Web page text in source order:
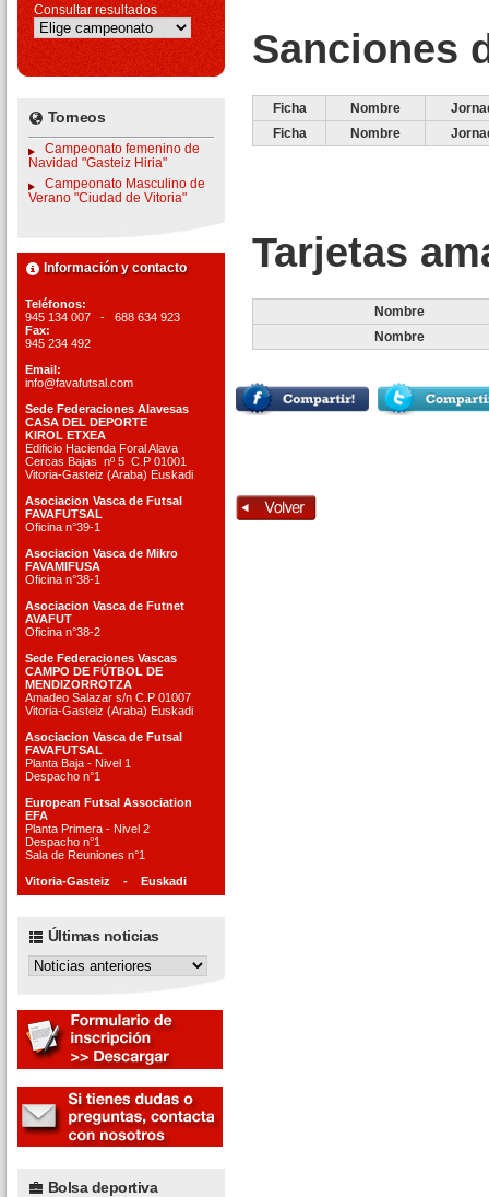
Consultar resultados
Torneos
Campeonato femenino de
Navidad "Gasteiz Hiria"
Campeonato Masculino de
Verano "Ciudad de Vitoria"
Información y contacto
Teléfonos:
945 134 007 - 688 634 923
Fax:
945 234 492
Email:
info@favafutsal.com
Sede Federaciones Alavesas
CASA DEL DEPORTE
KIROL ETXEA
Edificio Hacienda Foral Alava
Cercas Bajas nº 5 C.P 01001
Vitoria-Gasteiz (Araba) Euskadi
Asociacion Vasca de Futsal
FAVAFUTSAL
Oficina n°39-1
Asociacion Vasca de Mikro
FAVAMIFUSA
Oficina n°38-1
Asociacion Vasca de Futnet
AVAFUT
Oficina n°38-2
Sede Federaciones Vascas
CAMPO DE FÚTBOL DE
MENDIZORROTZA
Amadeo Salazar s/n C.P 01007
Vitoria-Gasteiz (Araba) Euskadi
Asociacion Vasca de Futsal
FAVAFUTSAL
Planta Baja - Nivel 1
Despacho n°1
European Futsal Association
EFA
Planta Primera - Nivel 2
Despacho n°1
Sala de Reuniones n°1
Vitoria-Gasteiz - Euskadi
Últimas noticias
Bolsa deportiva
Sanciones
Ficha Nombre
Ficha
Nombre
Tarjetas
Nombre
Nombre